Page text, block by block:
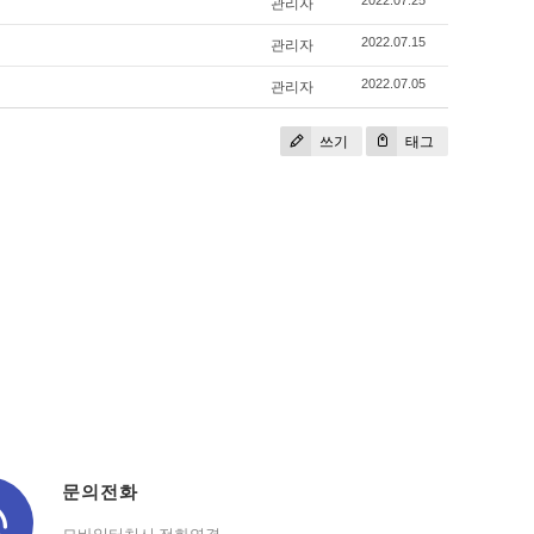
관리자 2022.07.15
관리자 2022.07.05
쓰기 태그
문의전화